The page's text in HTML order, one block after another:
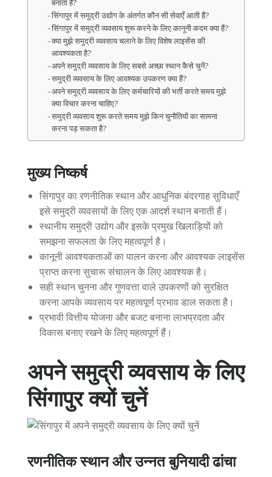
बनाता है?
सिंगापुर में समुद्री उद्योग के अंतर्गत कौन सी सेवाएँ आती हैं?
सिंगापुर में समुद्री व्यवसाय शुरू करने के लिए कानूनी कदम क्या हैं?
क्या मुझे समुद्री व्यवसाय चलाने के लिए विशेष लाइसेंस की
आवश्यकता है?
अपने समुद्री व्यवसाय के लिए सबसे अच्छा स्थान कैसे चुनें?
समुद्री व्यवसाय के लिए आवश्यक उपकरण क्या हैं?
अपने समुद्री व्यवसाय के लिए कर्मचारियों की भर्ती करते समय मुझे
क्या विचार करना चाहिए?
समुद्री व्यवसाय शुरू करते समय मुझे किन चुनौतियों का सामना
करना पड़ सकता है?
मुख्य निष्कर्ष
सिंगापुर का रणनीतिक स्थान और आधुनिक बंदरगाह सुविधाएँ
इसे समुद्री व्यवसायों के लिए एक आदर्श स्थान बनाती हैं।
स्थानीय समुद्री उद्योग और इसके प्रमुख खिलाड़ियों को
समझना सफलता के लिए महत्वपूर्ण है।
कानूनी आवश्यकताओं का पालन करना और आवश्यक लाइसेंस
प्राप्त करना सुचारू संचालन के लिए आवश्यक है।
सही स्थान चुनना और गुणवत्ता वाले उपकरणों को सुरक्षित
करना आपके व्यवसाय पर महत्वपूर्ण प्रभाव डाल सकता है।
प्रभावी वित्तीय योजना और बजट बनाना लाभप्रदता और
विकास बनाए रखने के लिए महत्वपूर्ण हैं।
अपने समुद्री व्यवसाय के लिए
सिंगापुर क्यों चुनें
रणनीतिक स्थान और उन्नत बुनियादी ढांचा